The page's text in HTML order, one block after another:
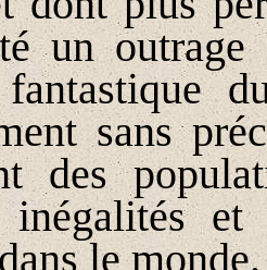
un
fantastique
sans
des
inégalités
le monde.